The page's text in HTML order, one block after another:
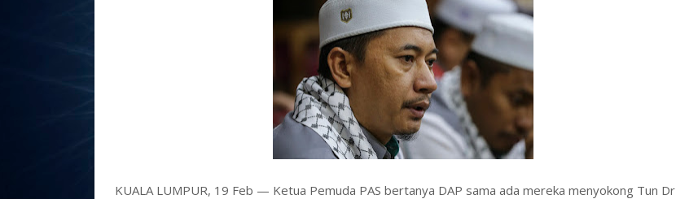
KUALA LUMPUR, 19 Feb — Ketua Pemuda PAS bertanya DAP sama ada mereka menyokong Tun Dr